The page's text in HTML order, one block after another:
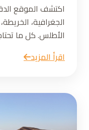
اكتشف الموقع
الجغرافية،
الأطلس. كل ما
اقرأ المزيد